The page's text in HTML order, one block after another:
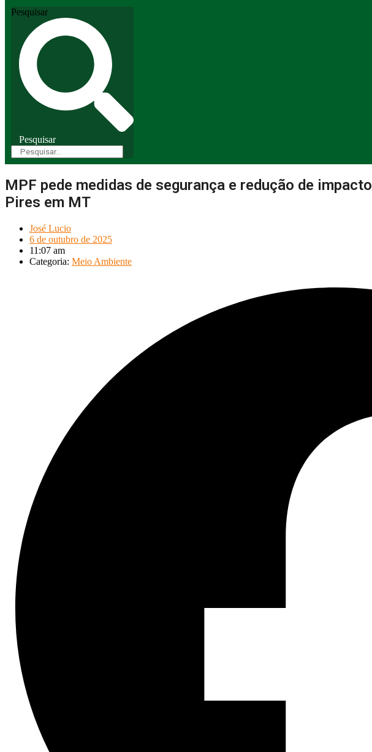
Pesquisar
Pesquisar
MPF pede medidas de segurança e redução de
Pires em MT
José Lucio
6 de outubro de 2025
11:07 am
Categoria: Meio Ambiente